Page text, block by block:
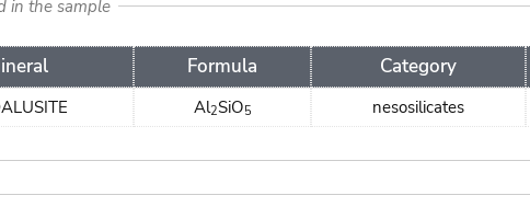
in the sample
Formula Category
Al2SiO5 nesosilicates